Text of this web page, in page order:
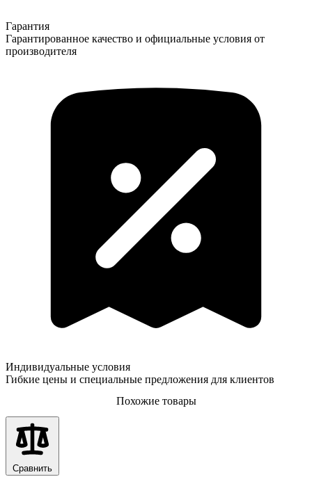
Гарантия
Гарантированное качество и официальные условия от
производителя
Индивидуальные условия
Гибкие цены и специальные предложения для клиентов
Похожие товары
Сравнить